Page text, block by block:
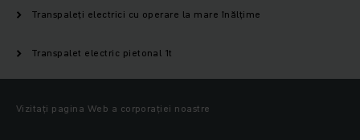
Transpaleți electrici cu operare la mare înălţime
Transpalet electric pietonal 1t
Vizitați pagina Web a corporației noastre